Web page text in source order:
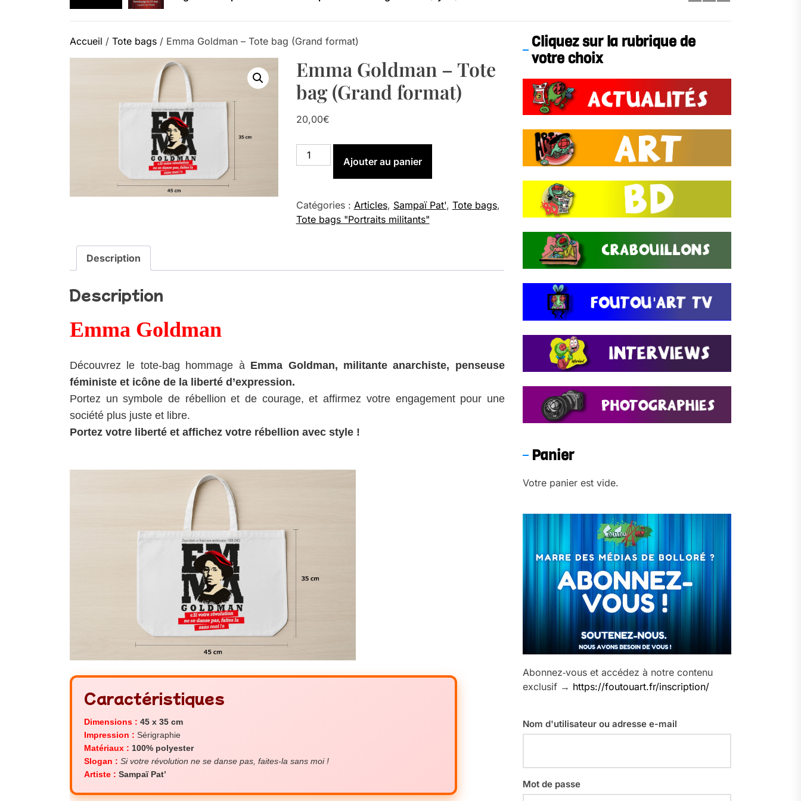
Accueil / Tote bags / Emma Goldman – Tote bag (Grand format)
Emma Goldman – Tote
bag (Grand format)
20,00€
quantité
de
–
Tote
Ajouter au panier
Catégories : Articles, Sampaï Pat', Tote bags,
Tote bags "Portraits militants"
Description
Description
Emma Goldman
Découvrez le tote-bag hommage à Emma Goldman, militante anarchiste, penseuse
féministe et icône de la liberté d’expression.
Portez un symbole de rébellion et de courage, et affirmez votre engagement pour une
société plus juste et libre.
Portez votre liberté et affichez votre rébellion avec style !
Caractéristiques
Dimensions : 45 x 35 cm
Impression : Sérigraphie
Matériaux : 100% polyester
Slogan : Si votre révolution ne se danse pas, faites-la sans moi !
Artiste : Sampaï Pat’
Cliquez sur la rubrique de
votre choix
Panier
Votre panier est vide.
Abonnez‑vous et accédez à notre contenu
exclusif → https://foutouart.fr/inscription/
Nom d'utilisateur ou adresse e-mail
Mot de passe